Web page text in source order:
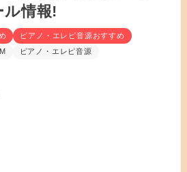
ル情報!
ピアノ・エレピ音源おすすめ
ピアノ・エレピ音源